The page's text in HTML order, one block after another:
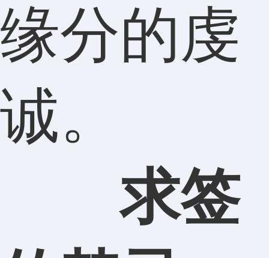
缘分的虔
诚。
求签